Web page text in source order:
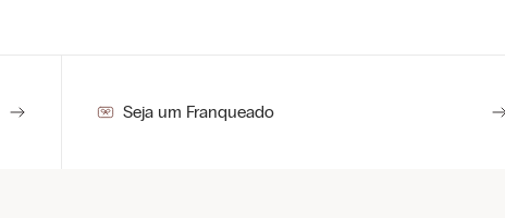
Seja um Franqueado